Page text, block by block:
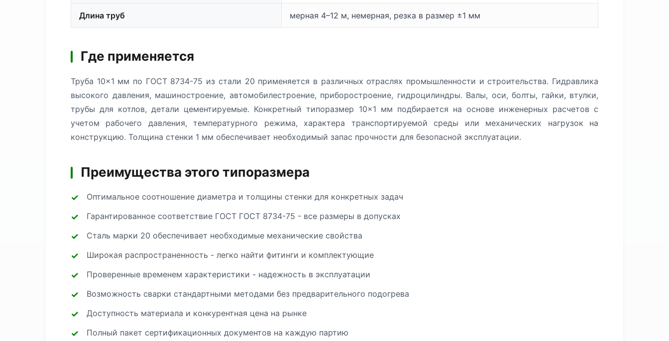
Длина труб мерная 4–12 м, немерная, резка в размер ±1 мм
Где применяется
Труба 10×1 мм по ГОСТ 8734-75 из стали 20 применяется в различных отраслях промышленности и строительства. Гидравлика
высокого давления, машиностроение, автомобилестроение, приборостроение, гидроцилиндры. Валы, оси, болты, гайки, втулки,
трубы для котлов, детали цементируемые. Конкретный типоразмер 10×1 мм подбирается на основе инженерных расчетов с
учетом рабочего давления, температурного режима, характера транспортируемой среды или механических нагрузок на
конструкцию. Толщина стенки 1 мм обеспечивает необходимый запас прочности для безопасной эксплуатации.
Преимущества этого типоразмера
Оптимальное соотношение диаметра и толщины стенки для конкретных задач
Гарантированное соответствие ГОСТ ГОСТ 8734-75 - все размеры в допусках
Сталь марки 20 обеспечивает необходимые механические свойства
Широкая распространенность - легко найти фитинги и комплектующие
Проверенные временем характеристики - надежность в эксплуатации
Возможность сварки стандартными методами без предварительного подогрева
Доступность материала и конкурентная цена на рынке
Полный пакет сертификационных документов на каждую партию